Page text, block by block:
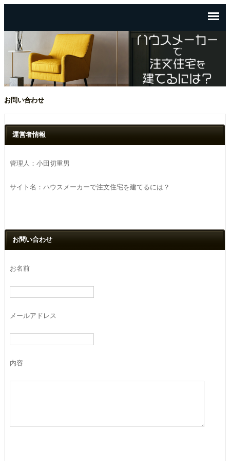
お問い合わせ
運営者情報
管理人：小田切重男
サイト名：ハウスメーカーで注文住宅を建てるには？
お問い合わせ
お名前
メールアドレス
内容